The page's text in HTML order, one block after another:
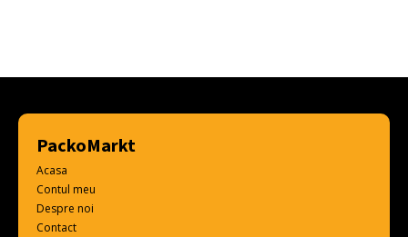
PackoMarkt
Acasa
Contul meu
Despre noi
Contact